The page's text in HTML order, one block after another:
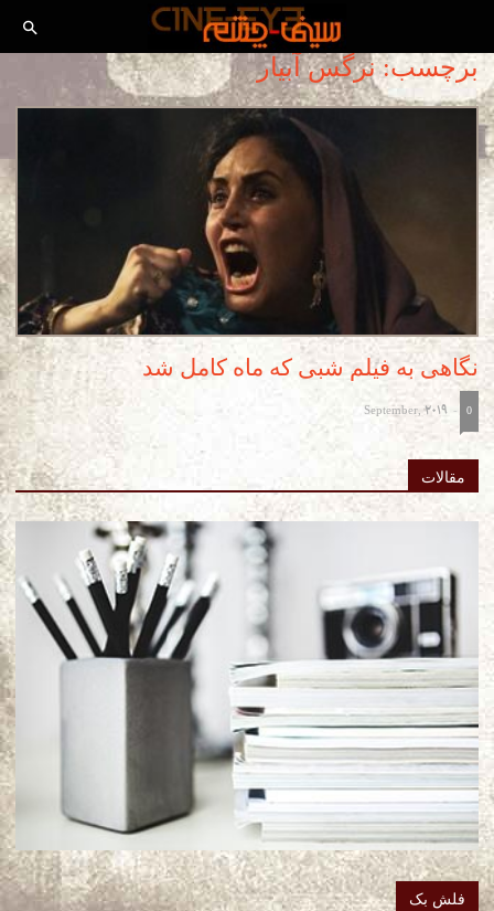
برچسب: نرگس آبیار
نگاهی به فیلم شبی که ماه کامل شد
-
September, 2019 0
مقالات
فلش بک